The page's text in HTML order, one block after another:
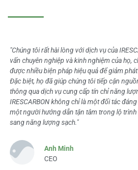
"Chúng tôi rất hài lòng với dịch vụ của
vấn chuyên nghiệp và kinh nghiệm của họ,
được nhiều biện pháp hiệu quả để giảm
Đặc biệt, họ đã giúp chúng tôi tiếp cận
thông qua dịch vụ cung cấp tín chỉ năng
IRESCARBON không chỉ là một đối tác
một người hướng dẫn tận tâm trong lộ trình
sang năng lượng sạch."
Anh Minh
CEO